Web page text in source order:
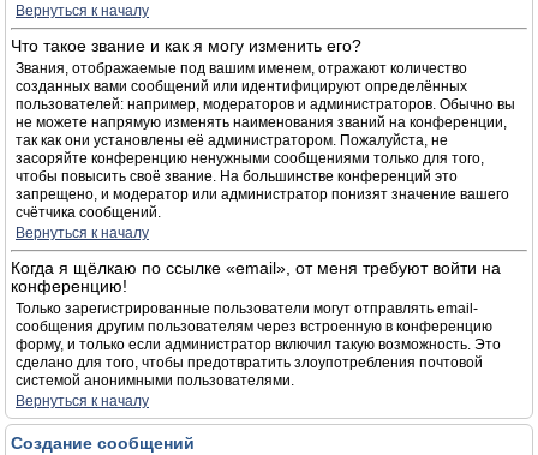
Вернуться к началу
Что такое звание и как я могу изменить его?
Звания, отображаемые под вашим именем, отражают количество
созданных вами сообщений или идентифицируют определённых
пользователей: например, модераторов и администраторов. Обычно вы
не можете напрямую изменять наименования званий на конференции,
так как они установлены её администратором. Пожалуйста, не
засоряйте конференцию ненужными сообщениями только для того,
чтобы повысить своё звание. На большинстве конференций это
запрещено, и модератор или администратор понизят значение вашего
счётчика сообщений.
Вернуться к началу
Когда я щёлкаю по ссылке «email», от меня требуют войти на
конференцию!
Только зарегистрированные пользователи могут отправлять email-
сообщения другим пользователям через встроенную в конференцию
форму, и только если администратор включил такую возможность. Это
сделано для того, чтобы предотвратить злоупотребления почтовой
системой анонимными пользователями.
Вернуться к началу
Создание сообщений